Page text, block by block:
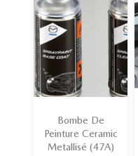
Bombe De
Peinture Ceramic
Metallisé (47A)